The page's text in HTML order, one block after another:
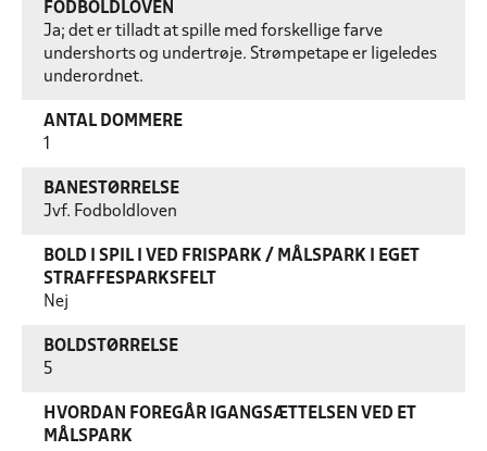
FODBOLDLOVEN
Ja; det er tilladt at spille med forskellige farve
undershorts og undertrøje. Strømpetape er ligeledes
underordnet.
ANTAL DOMMERE
BANESTØRRELSE
Jvf. Fodboldloven
BOLD I SPIL I VED FRISPARK / MÅLSPARK I EGET
STRAFFESPARKSFELT
Nej
BOLDSTØRRELSE
5
HVORDAN FOREGÅR IGANGSÆTTELSEN VED ET
MÅLSPARK